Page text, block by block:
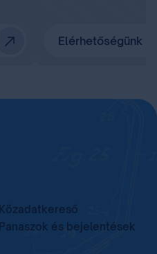
Elérhetőségünk
Közadatkereső
Panaszok és bejelentések